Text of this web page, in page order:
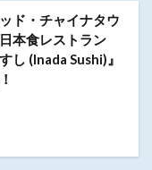
ド・チャイナタウ
本食レストラン
し (Inada Sushi)』